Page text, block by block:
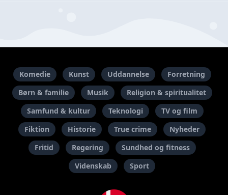
Komedie Kunst Uddannelse
Forretning
Børn & familie
Musik
Religion & spiritualitet
Samfund & kultur
Teknologi
TV og film
Fiktion
Historie True crime
Nyheder
Fritid
Regering
Sundhed og fitness
Videnskab
Sport